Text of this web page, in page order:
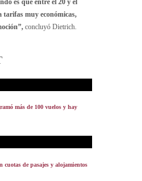
tarifas muy económicas,
concluyó Dietrich.
más de 100 vuelos y hay
cuotas de pasajes y alojamientos